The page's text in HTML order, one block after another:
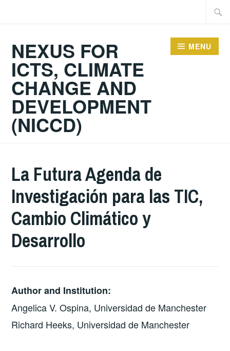
NEXUS FOR
ICTS, CLIMATE
CHANGE AND
DEVELOPMENT
(NICCD)
MENU
La Futura Agenda de
Investigación para las TIC,
Cambio Climático y
Desarrollo
Author and Institution:
Angelica V. Ospina, Universidad de Manchester
Richard Heeks, Universidad de Manchester